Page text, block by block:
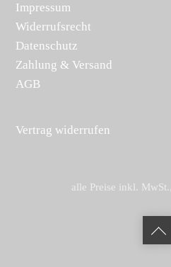
Impressum
Widerrufsrecht
Datenschutz
Zahlung & Versand
AGB
Vertrag widerrufen
alle Preise inkl.